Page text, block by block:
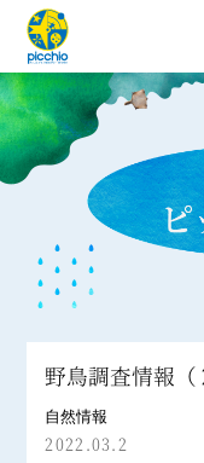
野鳥調査情報（
自然情報
2022.03.2